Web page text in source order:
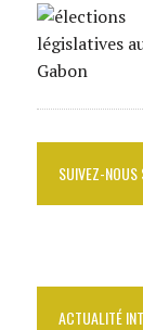
SUIVEZ-NOUS
ACTUALITÉ